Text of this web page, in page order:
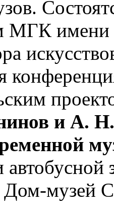
МГК
и А.
музей